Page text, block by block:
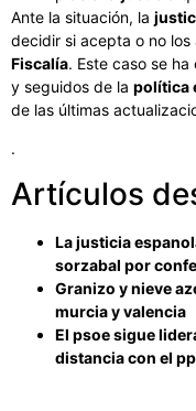
Ante la situación, la
decidir si acepta o no
Fiscalía. Este caso se
y seguidos de la política
de las últimas
.
Artículos
La justicia
sorzabal por
Granizo y nieve
murcia y valencia
El psoe sigue
distancia con el